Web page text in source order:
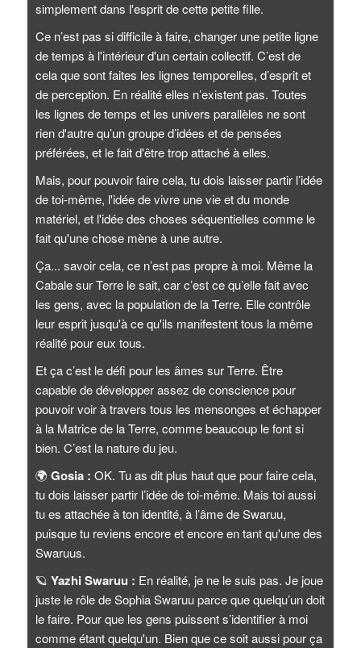
simplement dans l'esprit de cette petite fille.
Ce n’est pas si difficile à faire, changer une petite ligne
de temps à l'intérieur d'un certain collectif. C’est de
cela que sont faites les lignes temporelles, d’esprit et
de perception. En réalité elles n’existent pas. Toutes
les lignes de temps et les univers parallèles ne sont
rien d'autre qu’un groupe d’idées et de pensées
préférées, et le fait d'être trop attaché à elles.
Mais, pour pouvoir faire cela, tu dois laisser partir l’idée
de toi-même, l'idée de vivre une vie et du monde
matériel, et l'idée des choses séquentielles comme le
fait qu'une chose mène à une autre.
Ça... savoir cela, ce n’est pas propre à moi. Même la
Cabale sur Terre le sait, car c’est ce qu’elle fait avec
les gens, avec la population de la Terre. Elle contrôle
leur esprit jusqu'à ce qu'ils manifestent tous la même
réalité pour eux tous.
Et ça c’est le défi pour les âmes sur Terre. Être
capable de développer assez de conscience pour
pouvoir voir à travers tous les mensonges et échapper
à la Matrice de la Terre, comme beaucoup le font si
bien. C’est la nature du jeu.
🌍 Gosia : OK. Tu as dit plus haut que pour faire cela,
tu dois laisser partir l’idée de toi-même. Mais toi aussi
tu es attachée à ton identité, à l’âme de Swaruu,
puisque tu reviens encore et encore en tant qu'une des
Swaruus.
🪐 Yazhi Swaruu : En réalité, je ne le suis pas. Je joue
juste le rôle de Sophia Swaruu parce que quelqu’un doit
le faire. Pour que les gens puissent s’identifier à moi
comme étant quelqu'un. Bien que ce soit aussi pour ça